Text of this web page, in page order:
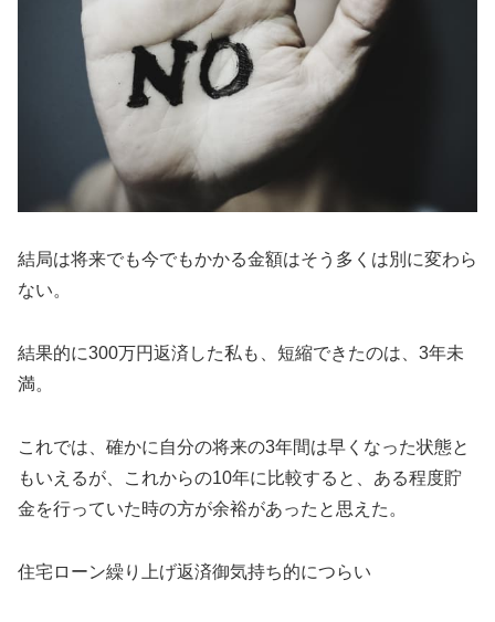
結局は将来でも今でもかかる金額はそう多くは別に変わら
ない。
結果的に300万円返済した私も、短縮できたのは、3年未
満。
これでは、確かに自分の将来の3年間は早くなった状態と
もいえるが、これからの10年に比較すると、ある程度貯
金を行っていた時の方が余裕があったと思えた。
住宅ローン繰り上げ返済御気持ち的につらい